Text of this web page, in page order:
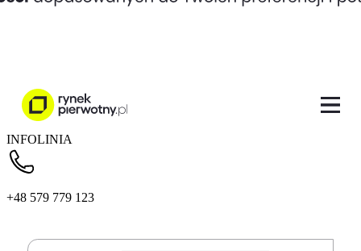
INFOLINIA
+48 579 779 123